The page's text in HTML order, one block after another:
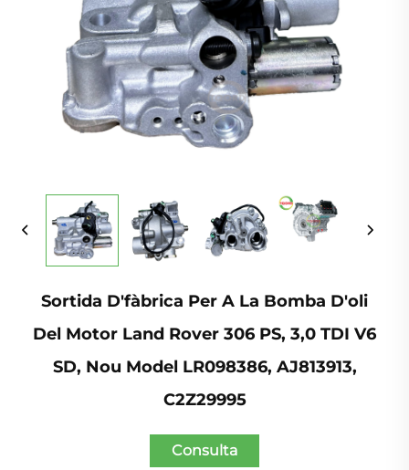
Sortida D'fàbrica Per A La Bomba D'oli
Del Motor Land Rover 306 PS, 3,0 TDI V6
SD, Nou Model LR098386, AJ813913,
C2Z29995
Consulta